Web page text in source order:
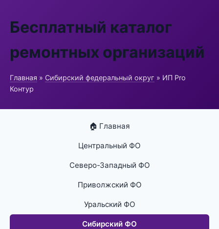
Бесплатный каталог
ремонтных организаций
Главная » Сибирский федеральный округ » ИП Pro
Контур
🏠 Главная
Центральный ФО
Северо-Западный ФО
Приволжский ФО
Уральский ФО
Сибирский ФО